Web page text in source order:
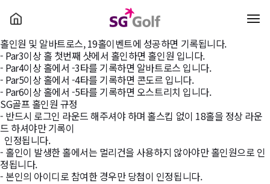
홀인원
홀인원 규정
홀인원 및 알바트로스, 19홀이벤트에 성공하면 기록됩니다.
- Par3이상 홀 첫번째 샷에서 홀인하면 홀인원 입니다.
- Par4이상 홀에서 -3타를 기록하면 알바트로스 입니다.
- Par5이상 홀에서 -4타를 기록하면 콘도르 입니다.
- Par6이상 홀에서 -5타를 기록하면 오스트리치 입니다.
SG골프 홀인원 규정
- 반드시 로그인 라운드 해주셔야 하며 홀스킵 없이 18홀을 정상 라운
드 하셔야만 기록이
인정됩니다.
- 홀인이 발생한 홀에서는 멀리건을 사용하지 않아야만 홀인원으로 인
정됩니다.
- 본인의 아이디로 참여한 경우만 당첨이 인정됩니다.